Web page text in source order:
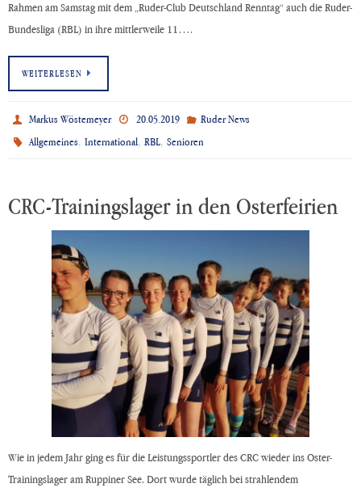
Rahmen am Samstag mit dem „Ruder-Club Deutschland Renntag“ auch die Ruder-
Bundesliga (RBL) in ihre mittlerweile 11….
WEITERLESEN
Markus Wöstemeyer 20.05.2019
Ruder News
Allgemeines,International,RBL,Senioren
CRC-Trainingslager in den Osterfeirien
Wie in jedem Jahr ging es für die Leistungssportler des CRC wieder ins Oster-
Trainingslager am Ruppiner See. Dort wurde täglich bei strahlendem